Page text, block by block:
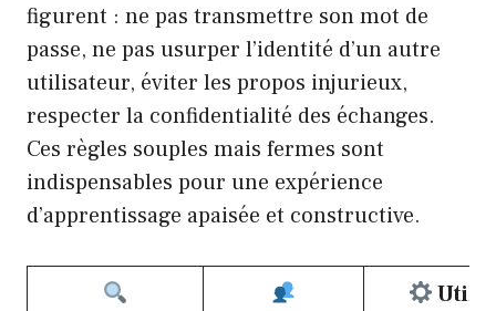
figurent : ne pas transmettre son mot de
passe, ne pas usurper l’identité d’un autre
utilisateur, éviter les propos injurieux,
respecter la confidentialité des échanges.
Ces règles souples mais fermes sont
indispensables pour une expérience
d’apprentissage apaisée et constructive.